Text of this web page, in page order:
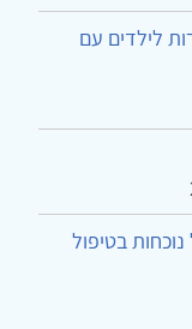
לילדים עם
בטיפול